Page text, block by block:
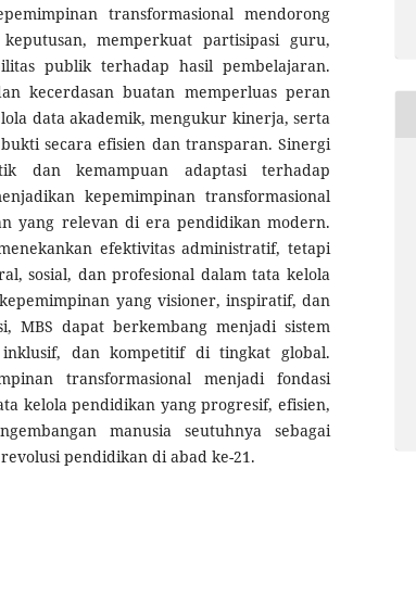
transformasional mendorong
memperkuat partisipasi guru,
publik terhadap hasil pembelajaran.
kecerdasan buatan memperluas peran
data akademik, mengukur kinerja, serta
secara efisien dan transparan. Sinergi
dan kemampuan adaptasi terhadap
kepemimpinan transformasional
yang relevan di era pendidikan modern.
efektivitas administratif, tetapi
sosial, dan profesional dalam tata kelola
yang visioner, inspiratif, dan
MBS dapat berkembang menjadi sistem
dan kompetitif di tingkat global.
transformasional menjadi fondasi
kelola pendidikan yang progresif, efisien,
manusia seutuhnya sebagai
pendidikan di abad ke-21.